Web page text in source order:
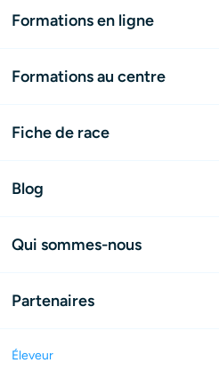
Formations en ligne
Formations au centre
Fiche de race
Blog
Qui sommes-nous
Partenaires
Éleveur